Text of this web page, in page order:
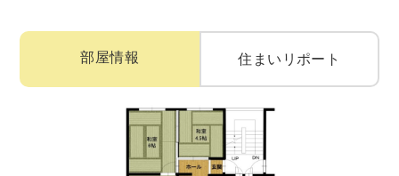
部屋情報 住まいリポート